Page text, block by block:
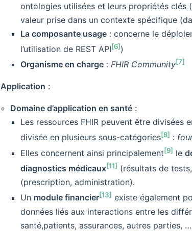
ontologies utilisées et leurs propriétés clés
valeur prise dans un contexte spécifique
La composante usage: concerne le
l’utilisation de REST API [6] )
Organisme en charge: FHIR Community[7]
Application :
Domaine d’application en santé :
Les ressources FHIR peuvent être divisées
divisée en plusieurs sous-catégories [8] :
Elles concernent ainsi principalement [9] le
diagnostics médicaux[11] (résultats de
(prescription, administration).
Un module financier[13] existe également
données liés aux interactions entre les
santé,patients, assurances, autres parties,